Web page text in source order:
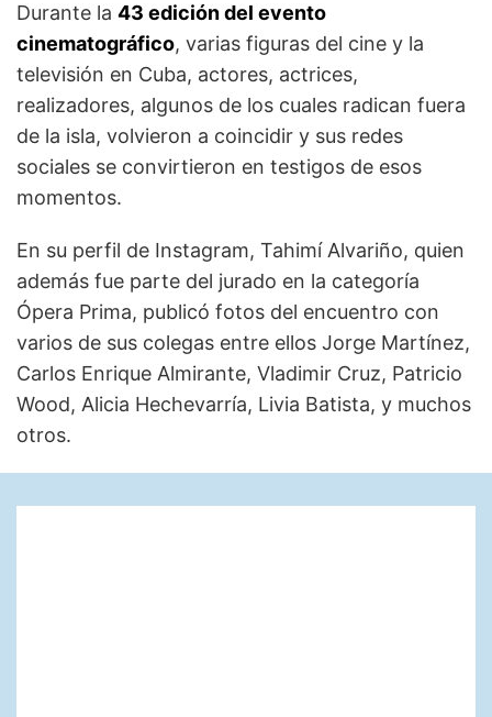
Durante la 43 edición del evento
cinematográfico, varias figuras del cine y la
televisión en Cuba, actores, actrices,
realizadores, algunos de los cuales radican fuera
de la isla, volvieron a coincidir y sus redes
sociales se convirtieron en testigos de esos
momentos.
En su perfil de Instagram, Tahimí Alvariño, quien
además fue parte del jurado en la categoría
Ópera Prima, publicó fotos del encuentro con
varios de sus colegas entre ellos Jorge Martínez,
Carlos Enrique Almirante, Vladimir Cruz, Patricio
Wood, Alicia Hechevarría, Livia Batista, y muchos
otros.